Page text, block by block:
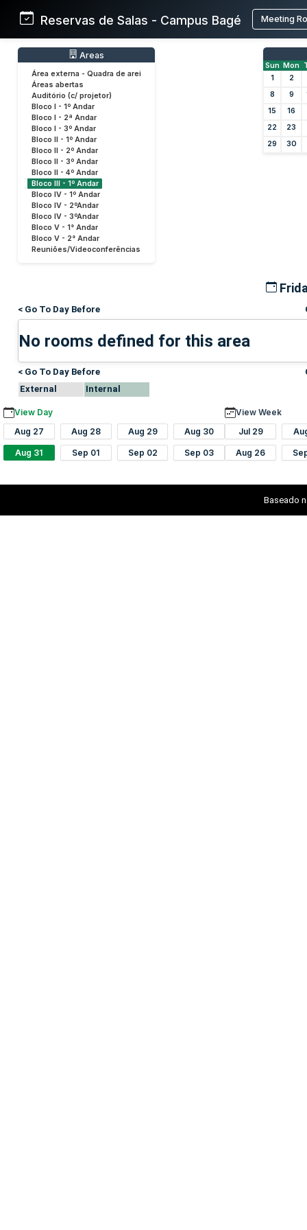
Reservas de Salas - Campus Bagé Meeting
Areas
Área externa - Quadra de arei
Áreas abertas
Auditório (c/ projetor)
Bloco I - 1º Andar
Bloco I - 2ª Andar
Bloco I - 3º Andar
Bloco II - 1º Andar
Bloco II - 2º Andar
Bloco II - 3º Andar
Bloco II - 4º Andar
Bloco III - 1º Andar
Bloco IV - 1º Andar
Bloco IV - 2ºAndar
Bloco IV - 3ºAndar
Bloco V - 1° Andar
Bloco V - 2° Andar
Reuniões/Videoconferências
Sun Mon
1
2
8
9
15
16
22
23
29
30
< Go To Day Before
No rooms defined for this area
< Go To Day Before
External
Internal
View Day
Aug 27
Aug 28 Aug 29 Aug 30
Aug 31 Sep 01 Sep 02 Sep 03
View Week
Jul 29
Aug 26
Baseado